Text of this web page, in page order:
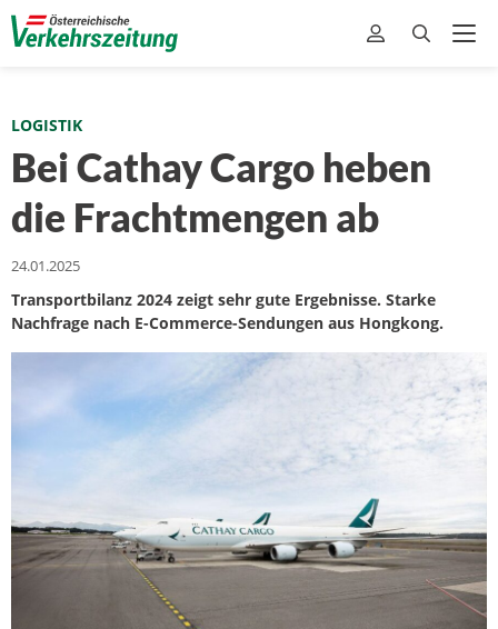
LOGISTIK
Bei Cathay Cargo heben
die Frachtmengen ab
24.01.2025
Transportbilanz 2024 zeigt sehr gute Ergebnisse. Starke
Nachfrage nach E-Commerce-Sendungen aus Hongkong.